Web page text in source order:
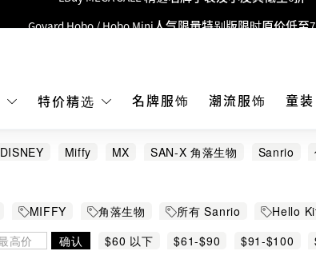
MOKO 1楼175号铺旗舰店特设名牌Hermès、CHANEL及LV
购物满HKD500即享免运费！
LBuy MEGA SALE 精选名牌手袋及小皮具低至6折
特价精选 名牌服饰 潮流服饰 童装
DISNEY Miffy MX SAN-X 角落生物 Sanrio
MIFFY 角落生物 所有 Sanrio Hello
确认 $60 以下 $61-$90 $91-$100